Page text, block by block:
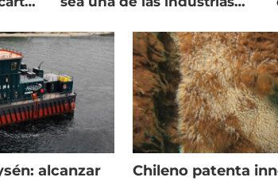
alcanzar
Chileno patenta